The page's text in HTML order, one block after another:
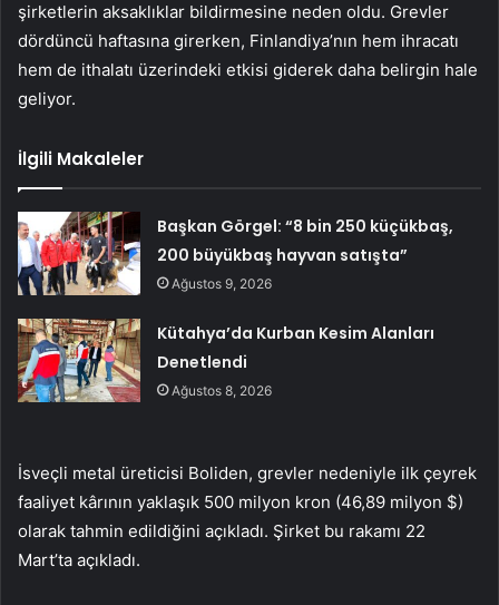
şirketlerin aksaklıklar bildirmesine neden oldu. Grevler
dördüncü haftasına girerken, Finlandiya’nın hem ihracatı
hem de ithalatı üzerindeki etkisi giderek daha belirgin hale
geliyor.
İlgili Makaleler
Başkan Görgel: “8 bin 250 küçükbaş,
200 büyükbaş hayvan satışta”
Ağustos 9, 2026
Kütahya’da Kurban Kesim Alanları
Denetlendi
Ağustos 8, 2026
İsveçli metal üreticisi Boliden, grevler nedeniyle ilk çeyrek
faaliyet kârının yaklaşık 500 milyon kron (46,89 milyon $)
olarak tahmin edildiğini açıkladı. Şirket bu rakamı 22
Mart’ta açıkladı.